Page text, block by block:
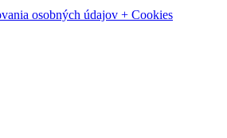
osobných údajov + Cookies